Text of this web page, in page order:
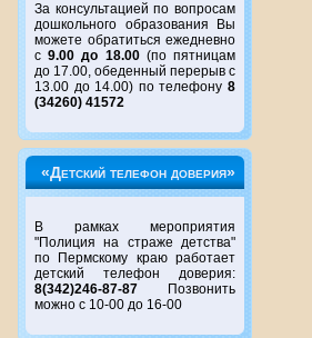
За консультацией по вопросам
дошкольного образования Вы
можете обратиться ежедневно
с9.00 до 18.00(по пятницам
до 17.00, обеденный перерыв с
13.00 до 14.00) по телефону 8
(34260) 41572
«Детский телефон доверия»
В рамках мероприятия
"Полиция на страже детства"
по Пермскому краю работает
детский телефон доверия:
8(342)246-87-87 Позвонить
можно с 10-00 до 16-00